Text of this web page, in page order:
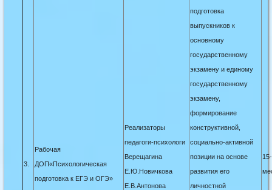
3.
Рабочая
ДОП«Психологическая
подготовка к ЕГЭ и ОГЭ»
Реализаторы
педагоги-психологи
Верещагина
Е.Ю.Новичкова
Е.В.Антонова
подготовка
выпускников к
основному
государственному
экзамену и единому
государственному
экзамену,
формирование
конструктивной,
социально-активной
позиции на основе
развития его
личностной